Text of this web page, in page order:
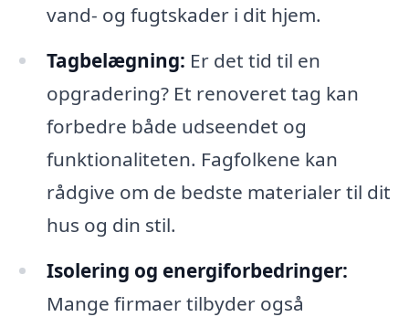
vand- og fugtskader i dit hjem.
Tagbelægning: Er det tid til en
opgradering? Et renoveret tag kan
forbedre både udseendet og
funktionaliteten. Fagfolkene kan
rådgive om de bedste materialer til dit
hus og din stil.
Isolering og energiforbedringer:
Mange firmaer tilbyder også